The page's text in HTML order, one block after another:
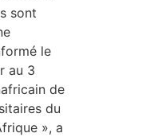
sont
le
au 3
de
du
», a